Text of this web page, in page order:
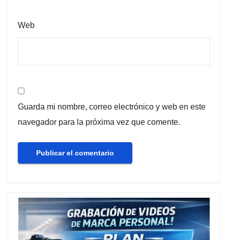
Web
Guarda mi nombre, correo electrónico y web en este
navegador para la próxima vez que comente.